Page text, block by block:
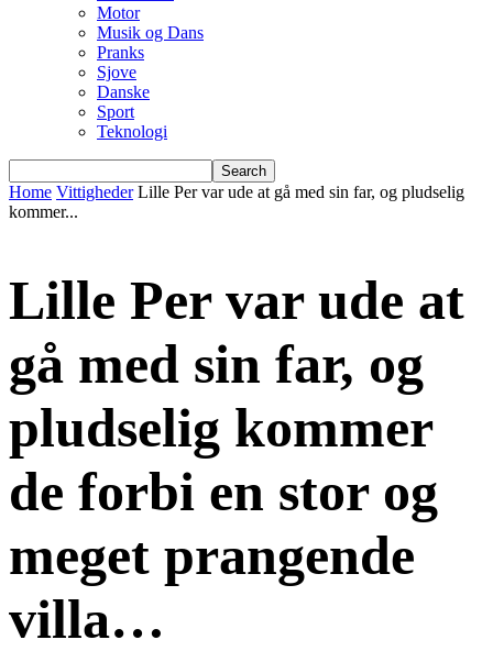
Motor
Musik og Dans
Pranks
Sjove
Danske
Sport
Teknologi
Home Vittigheder Lille Per var ude at gå med sin far, og pludselig
kommer...
Lille Per var ude at
gå med sin far, og
pludselig kommer
de forbi en stor og
meget prangende
villa…